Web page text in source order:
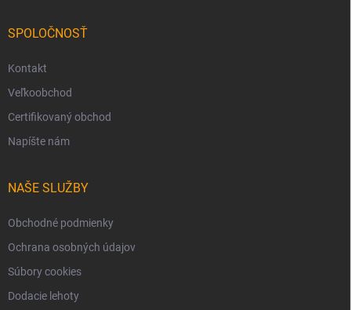
SPOLOČNOSŤ
Kontakt
Veľkoobchod
Certifikovaný obchod
Napíšte nám
NAŠE SLUŽBY
Obchodné podmienky
Ochrana osobných údajov
Súbory cookies
Dodacie lehoty